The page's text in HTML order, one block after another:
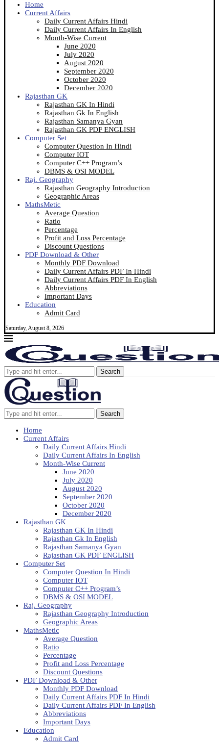
Home
Current Affairs
Daily Current Affairs Hindi
Daily Current Affairs In English
Month-Wise Current
June 2020
July 2020
August 2020
September 2020
October 2020
December 2020
Rajasthan GK
Rajasthan GK In Hindi
Rajasthan Gk In English
Rajasthan Samanya Gyan
Rajasthan GK PDF ENGLISH
Computer Set
Computer Question In Hindi
Computer IOT
Computer C++ Program’s
DBMS & OSI MODEL
Raj. Geography
Rajasthan Geography Introduction
Geographic Areas
MathsMetic
Average Question
Ratio
Percentage
Profit and Loss Percentage
Discount Questions
PDF Download & Other
Monthly PDF Download
Daily Current Affairs PDF In Hindi
Daily Current Affairs PDF In English
Abbreviations
Important Days
Education
Admit Card
Saturday, August 8, 2026
Search
Search
Home
Current Affairs
Daily Current Affairs Hindi
Daily Current Affairs In English
Month-Wise Current
June 2020
July 2020
August 2020
September 2020
October 2020
December 2020
Rajasthan GK
Rajasthan GK In Hindi
Rajasthan Gk In English
Rajasthan Samanya Gyan
Rajasthan GK PDF ENGLISH
Computer Set
Computer Question In Hindi
Computer IOT
Computer C++ Program’s
DBMS & OSI MODEL
Raj. Geography
Rajasthan Geography Introduction
Geographic Areas
MathsMetic
Average Question
Ratio
Percentage
Profit and Loss Percentage
Discount Questions
PDF Download & Other
Monthly PDF Download
Daily Current Affairs PDF In Hindi
Daily Current Affairs PDF In English
Abbreviations
Important Days
Education
Admit Card